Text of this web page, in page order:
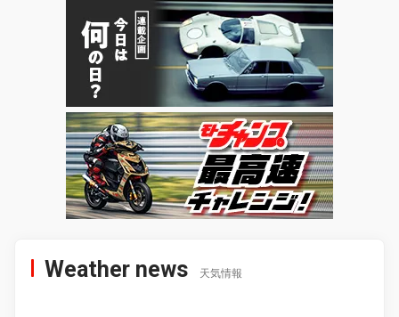
Weather news 天気情報